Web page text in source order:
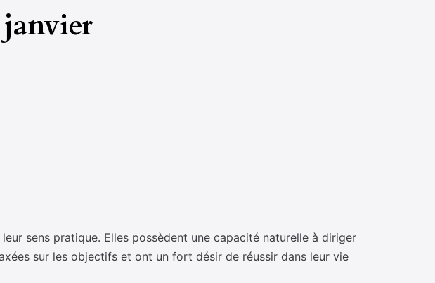
janvier
sens pratique. Elles possèdent une capacité naturelle à diriger
sur les objectifs et ont un fort désir de réussir dans leur vie